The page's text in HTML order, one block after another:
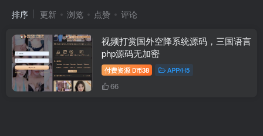
排序 更新 浏览 点赞 评论
视频打赏国外空降系统源码，三国语言
php源码无加密
付费资源 D币38 APP/H5
66